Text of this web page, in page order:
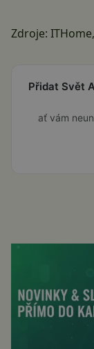
Zdroje: ITHome,
Přidat Svět
ať vám